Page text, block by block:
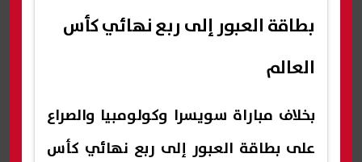
بطاقة العبور إلى ربع نهائي كأس
العالم
بخلاف مباراة سويسرا وكولومبيا والصراع
على بطاقة العبور إلى ربع نهائي كأس